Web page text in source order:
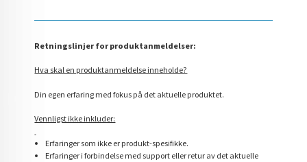
Retningslinjer for produktanmeldelser:
Hva skal en produktanmeldelse inneholde?
Din egen erfaring med fokus på det aktuelle produktet.
Vennligst ikke inkluder:
Erfaringer som ikke er produkt-spesifikke.
Erfaringer i forbindelse med support eller retur av det aktuelle